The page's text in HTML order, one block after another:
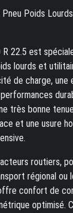
Poids
R 22.5 est
lourds et
de charge, une
très bonne
et une usure
routiers,
régional ou
confort de
optimisé.